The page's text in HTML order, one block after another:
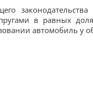
в равных
автомобиль у